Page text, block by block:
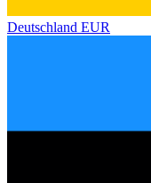
Deutschland EUR